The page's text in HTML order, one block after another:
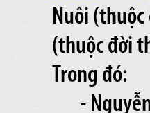
Nuôi
(thuộc đời
Trong đó:
-